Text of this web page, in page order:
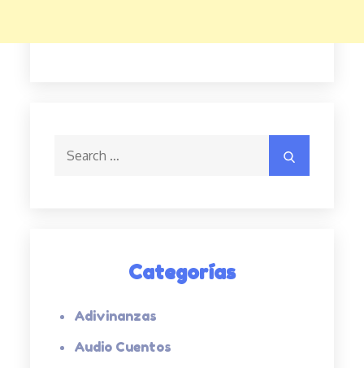
Categorías
Adivinanzas
Audio Cuentos